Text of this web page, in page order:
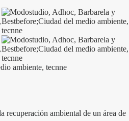
ambiente, tecnne
recuperación ambiental de un área de